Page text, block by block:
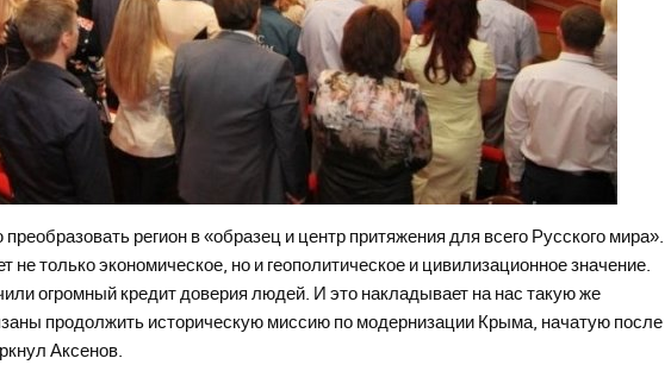
регион в «образец и центр притяжения для всего Русского мира».
не только экономическое, но и геополитическое и цивилизационное значение.
огромный кредит доверия людей. И это накладывает на нас такую же
продолжить историческую миссию по модернизации Крыма, начатую после
Аксенов.